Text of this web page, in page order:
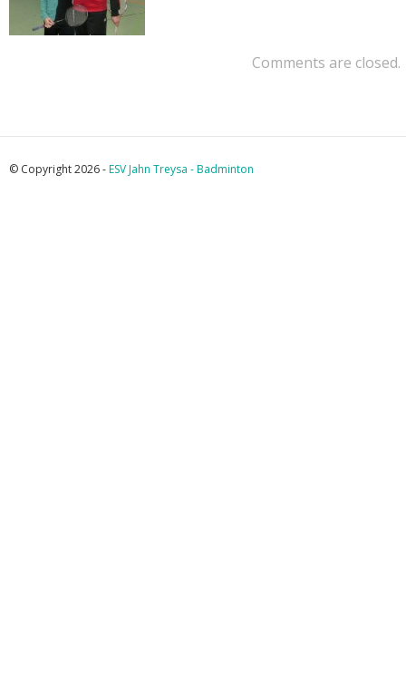
Comments are closed.
© Copyright 2026 -ESV Jahn Treysa - Badminton